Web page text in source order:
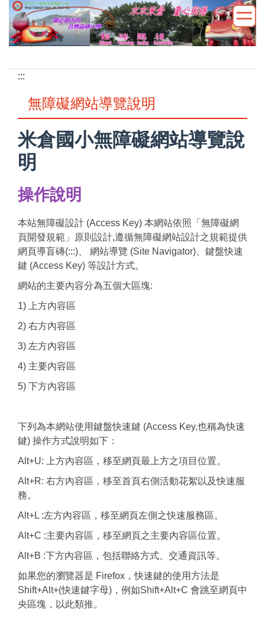
跳
到
主
:::
無障礙網站導覽說明
米倉國小無障礙網站導覽說
明
操作說明
本站無障礙設計 (Access Key) 本網站依照「無障礙網
頁開發規範」原則設計,遵循無障礙網站設計之規範提供
網頁導盲磚(:::)、 網站導覽 (Site Navigator)、鍵盤快速
鍵 (Access Key) 等設計方式。
網站的主要內容分為五個大區塊:
1) 上方內容區
2) 右方內容區
3) 左方內容區
4) 主要內容區
5) 下方內容區
下列為本網站使用鍵盤快速鍵 (Access Key,也稱為快速
鍵) 操作方式說明如下：
Alt+U: 上方內容區，移至網頁最上方之項目位置。
Alt+R: 右方內容區，移至首頁右側活動花絮以及快速服
務。
Alt+L :左方內容區，移至網頁左側之快速服務區。
Alt+C :主要內容區，移至網頁之主要內容區位置。
Alt+B :下方內容區，包括聯絡方式、交通資訊等。
如果您的瀏覽器是 Firefox，快速鍵的使用方法是
Shift+Alt+(快速鍵字母)，例如Shift+Alt+C 會跳至網頁中
央區塊，以此類推。